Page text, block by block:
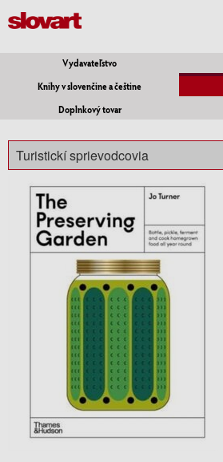
Vydavateľstvo
Knihy v slovenčine a češtine
Doplnkový tovar